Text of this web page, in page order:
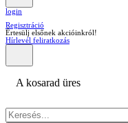
login
Regisztráció
Értesülj elsőnek akcióinkról!
Hírlevél feliratkozás
A kosarad üres